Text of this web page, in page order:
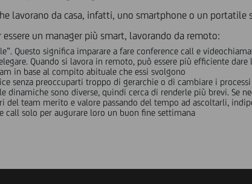
lavorano da casa, infatti, uno smartphone o un
un manager più smart, lavorando da remoto:
Questo significa imparare a fare conference call e
Quando si lavora in remoto, può essere più efficiente
in base al compito abituale che essi svolgono
senza preoccuparti troppo di gerarchie o di cambiare i processi
dinamiche sono diverse, quindi cerca di renderle più brevi. Se
del team merito e valore passando del tempo ad ascoltarli,
call solo per augurare loro un buon fine settimana